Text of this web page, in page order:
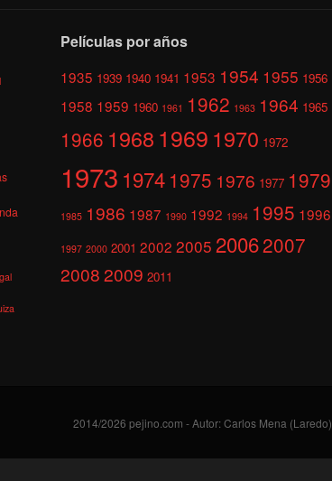
Películas por años
1935 1939 1940 1941 1953 1954 1955 1956
1958 1959 1960 1961 1962 1963 1964 1965
1966 1968 1969 1970 1972
1973 1974 1975 1976 1977 1979
1985 1986 1987 1990 1992 1994 1995 1996
1997 2000 2001 2002 2005 20062007
20082009 2011
2014/2026 pejino.com - Autor: Carlos Mena (Laredo)